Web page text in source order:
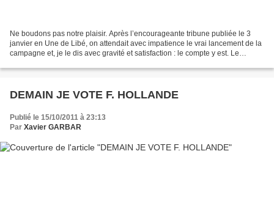
Ne boudons pas notre plaisir. Après l’encourageante tribune publiée le 3
janvier en Une de Libé, on attendait avec impatience le vrai lancement de la
campagne et, je le dis avec gravité et satisfaction : le compte y est. Le
DEMAIN JE VOTE F. HOLLANDE
Publié le 15/10/2011 à 23:13
Par Xavier GARBAR